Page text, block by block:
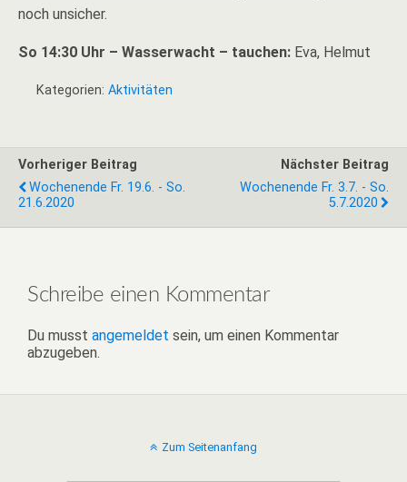
noch unsicher.
So 14:30 Uhr – Wasserwacht – tauchen: Eva, Helmut
Kategorien: Aktivitäten
Vorheriger Beitrag
Wochenende Fr. 19.6. - So.
21.6.2020
Nächster Beitrag
Wochenende Fr. 3.7. - So.
5.7.2020
Schreibe einen Kommentar
Du musst angemeldet sein, um einen Kommentar
abzugeben.
Zum Seitenanfang